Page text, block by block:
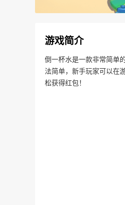
游戏简介
倒一杯水是一款非常简单
法简单，新手玩家可以在
松获得红包！